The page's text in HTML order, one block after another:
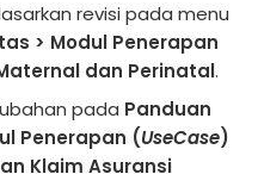
revisi pada menu
> Modul Penerapan
dan Perinatal.
pada Panduan
Penerapan (UseCase)
Klaim Asuransi